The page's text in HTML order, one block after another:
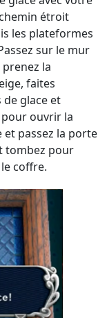
étroit
les plateformes
sur le mur
la
faites
glace et
ouvrir la
passez la porte
tombez pour
coffre.